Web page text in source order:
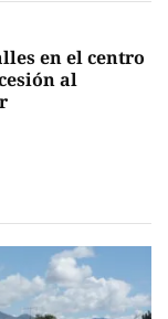
en el centro
al